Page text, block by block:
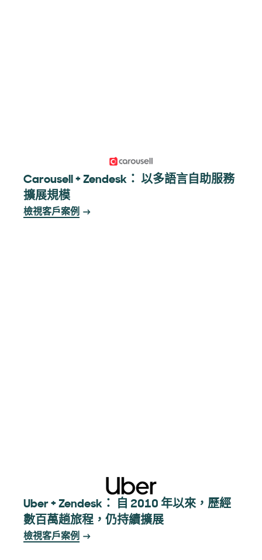
Carousell + Zendesk： 以多語言自助服務
擴展規模
檢視客戶案例
Uber + Zendesk： 自 2010 年以來，歷經
數百萬趟旅程，仍持續擴展
檢視客戶案例